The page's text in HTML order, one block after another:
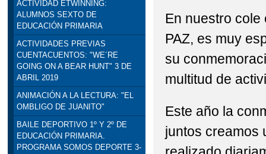
STEAM: TALLER DE
VISITA
DELEGADO DE
ACTIVIDAD ETWINNING:
ALUMNOS SEXTO DE
EDUCACIÓN PRIMARIA
ACTIVIDADES PREVIAS
CUENTACUENTOS: "WE´RE
GOING ON A BEAR HUNT" 3 DE
ABRIL 2019
ANIMACIÓN A LA LECTURA: "EL
OMBLIGO DE JUANITO"
BAILE DEPORTIVO 1º Y 2º DE
EDUCACIÓN PRIMARIA.
PROGRAMA SOMOS DEPORTE 3-
En nuestro cole
PAZ, es muy
su
multitud de
Este año la
juntos creamos